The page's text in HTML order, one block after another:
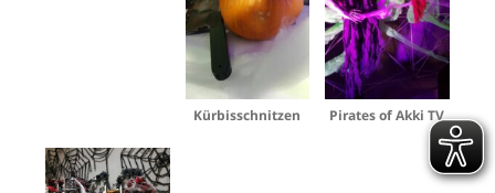
Kürbisschnitzen Pirates of Akki TV